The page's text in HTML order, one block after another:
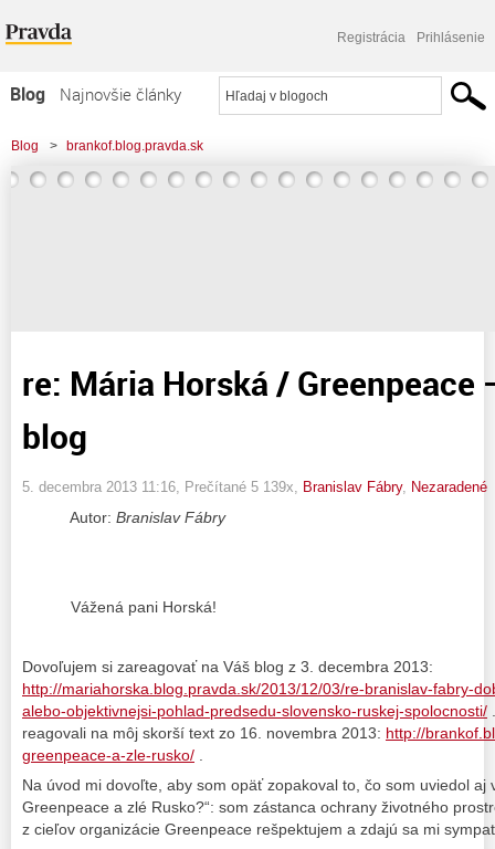
Registrácia Prihlásenie
Blog
Najnovšie články
Najčítanejšie články
Najkomentovanejšie články
Blog > brankof.blog.pravda.sk
> re: Mária Horská / Greenpeace – odpoveď na blog
re: Mária Horská / Greenpeace
blog
5. decembra 2013 11:16 , Prečítané 5 139x, Branislav Fábry, Nezaradené
Autor: Branislav Fábry
Vážená pani Horská!
Dovoľujem si zareagovať na Váš blog z 3. decembra 2013:
http://mariahorska.blog.pravda.sk/2013/12/03/re-branislav-fabry-
alebo-objektivnejsi-pohlad-predsedu-slovensko-ruskej-spolocnosti/
reagovali na môj skorší text zo 16. novembra 2013: http://
greenpeace-a-zle-rusko/ .
Na úvod mi dovoľte, aby som opäť zopakoval to, čo som uviedol aj
Greenpeace a zlé Rusko?“: som zástanca ochrany životného
z cieľov organizácie Greenpeace rešpektujem a zdajú sa mi